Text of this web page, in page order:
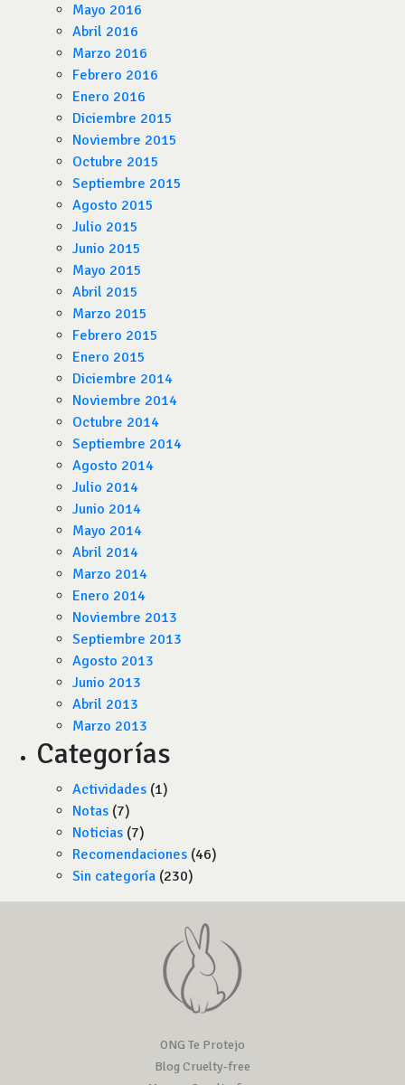
Mayo 2016
Abril 2016
Marzo 2016
Febrero 2016
Enero 2016
Diciembre 2015
Noviembre 2015
Octubre 2015
Septiembre 2015
Agosto 2015
Julio 2015
Junio 2015
Mayo 2015
Abril 2015
Marzo 2015
Febrero 2015
Enero 2015
Diciembre 2014
Noviembre 2014
Octubre 2014
Septiembre 2014
Agosto 2014
Julio 2014
Junio 2014
Mayo 2014
Abril 2014
Marzo 2014
Enero 2014
Noviembre 2013
Septiembre 2013
Agosto 2013
Junio 2013
Abril 2013
Marzo 2013
Categorías
Actividades (1)
Notas (7)
Noticias (7)
Recomendaciones (46)
Sin categoría (230)
ONG Te Protejo
Blog Cruelty-free